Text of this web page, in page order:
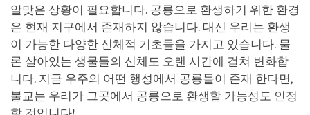
알맞은 상황이 필요합니다. 공룡으로 환생하기 위한 환경
은 현재 지구에서 존재하지 않습니다. 대신 우리는 환생
이 가능한 다양한 신체적 기초들을 가지고 있습니다. 물
론 살아있는 생물들의 신체도 오랜 시간에 걸쳐 변화합
니다. 지금 우주의 어떤 행성에서 공룡들이 존재 한다면,
불교는 우리가 그곳에서 공룡으로 환생할 가능성도 인정